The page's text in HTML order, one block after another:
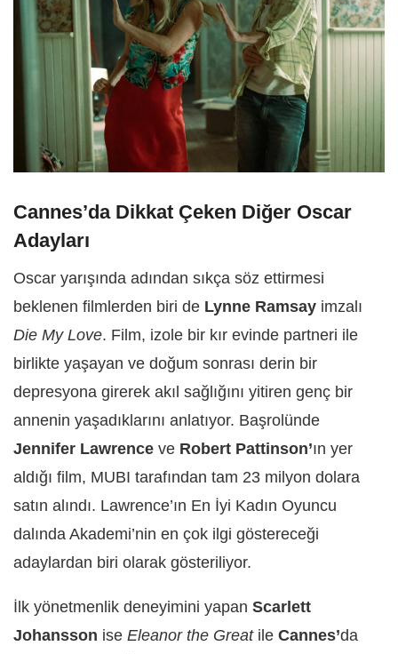
Cannes’da Dikkat Çeken Diğer Oscar
Adayları
Oscar yarışında adından sıkça söz ettirmesi
beklenen filmlerden biri de Lynne Ramsay imzalı
Die My Love. Film, izole bir kır evinde partneri ile
birlikte yaşayan ve doğum sonrası derin bir
depresyona girerek akıl sağlığını yitiren genç bir
annenin yaşadıklarını anlatıyor. Başrolünde
Jennifer Lawrence ve Robert Pattinson’ın yer
aldığı film, MUBI tarafından tam 23 milyon dolara
satın alındı. Lawrence’ın En İyi Kadın Oyuncu
dalında Akademi’nin en çok ilgi göstereceği
adaylardan biri olarak gösteriliyor.
İlk yönetmenlik deneyimini yapan Scarlett
Johansson ise Eleanor the Greatile Cannes’da